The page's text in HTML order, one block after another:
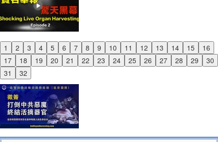
1 2 3 4 5 6 7 8 9 10 11 12 13 14 15
16
17
18 19 20 21 22 23 24 25 26 27 28 29
30
31
32
Previous
Next